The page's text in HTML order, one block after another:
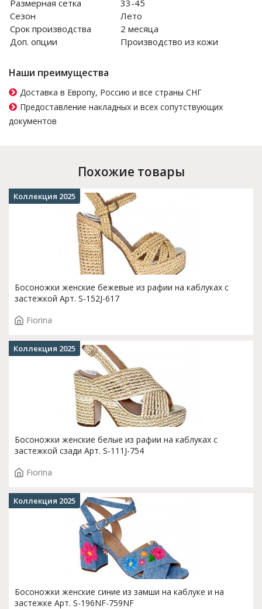
Размерная сетка
33-45
Сезон
Лето
Срок производства
2 месяца
Доп. опции
Производство из кожи
Наши преимущества
Доставка в Европу, Россию и все страны СНГ
Предоставление накладных и всех сопутствующих
документов
Похожие товары
Босоножки женские бежевые из рафии на каблуках с
застежкой Арт. S-152J-617
Fiorina
Коллекция 2025
Босоножки женские белые из рафии на каблуках с
застежкой сзади Арт. S-111J-754
Fiorina
Коллекция 2025
Босоножки женские синие из замши на каблуке и на
застежке Арт. S-196NF-759NF
Коллекция 2025